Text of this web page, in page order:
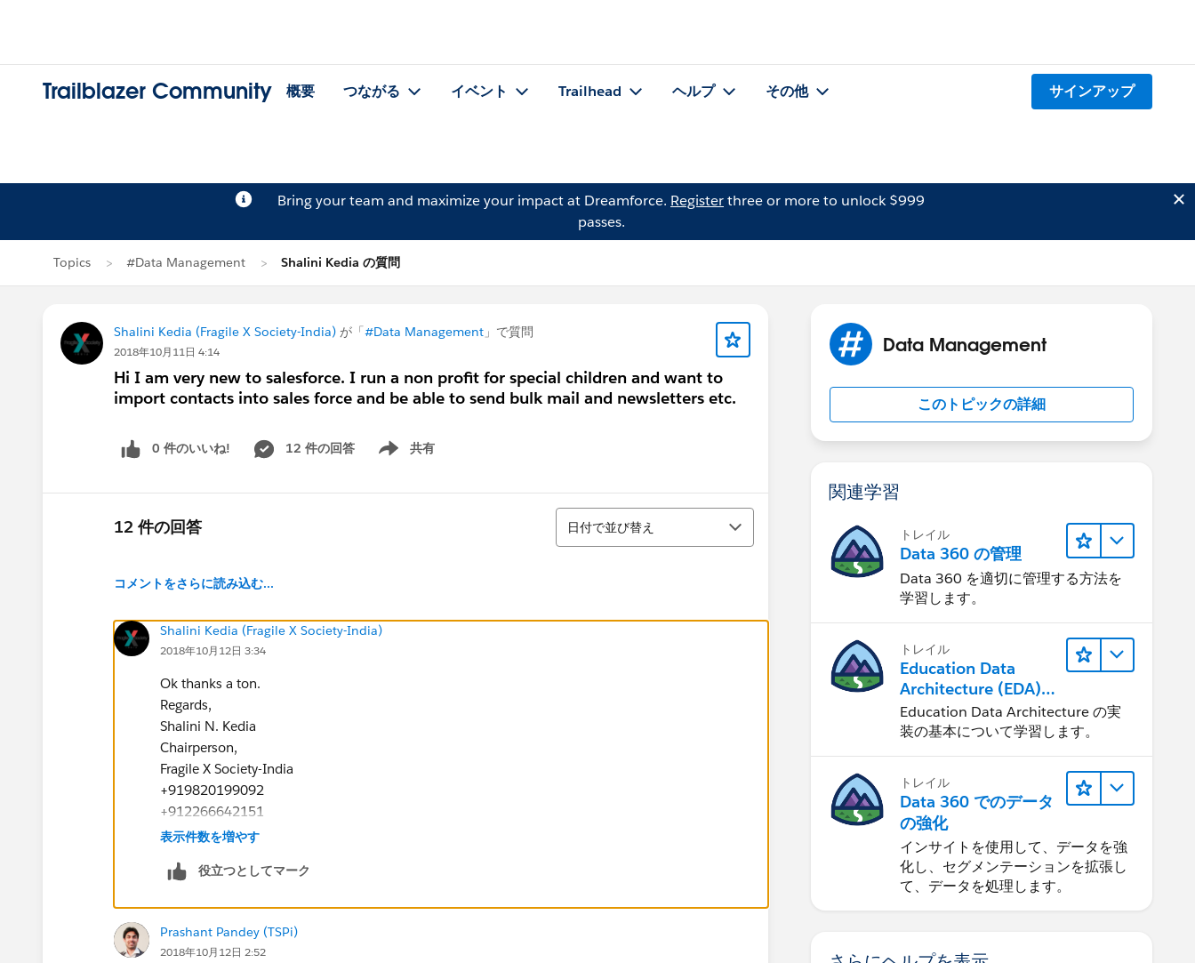
Trailblazer Community 概要 つながる イベント Trailhead ヘルプ その他 サインアップ
Bring your team and maximize your impact at Dreamforce. Registerthree or more to unlock $999
passes.
Topics #Data Management Shalini Kedia の質問
Shalini Kedia (Fragile X Society-India) が「#Data Management 」で質問
2018年10月11日 4:14
Hi I am very new to salesforce. I run a non profit for special children and want to
import contacts into sales force and be able to send bulk mail and newsletters etc.
0 件のいいね! 12 件の回答 共有
Show menu
12 件の回答
並び替え
日付で並び替え
コメントをさらに読み込む...
Shalini Kedia (Fragile X Society-India)
2018年10月12日 3:34
Ok thanks a ton.
Regards,
Shalini N. Kedia
Chairperson,
Fragile X Society-India
+919820199092
+912266642151
www.fragilex.in
表示件数を増やす
役立つとしてマーク
Prashant Pandey (TSPi)
2018年10月12日 2:52
Data Management
このトピックの詳細
関連学習
トレイル
Data 360 の管理
Data 360 を適切に管理する方法を
学習します。
トレイル
Education Data
Architecture (EDA)
の管理
Education Data Architecture の実
装の基本について学習します。
トレイル
Data 360 でのデータ
の強化
インサイトを使用して、データを強
化し、セグメンテーションを拡張し
て、データを処理します。